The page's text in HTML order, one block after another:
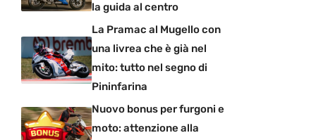
la guida al centro
La Pramac al Mugello con
una livrea che è già nel
mito: tutto nel segno di
Pininfarina
Nuovo bonus per furgoni e
moto: attenzione alla